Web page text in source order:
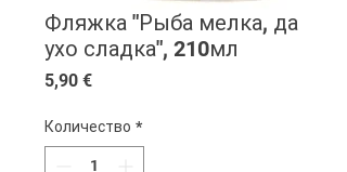
Фляжка "Рыба мелка, да
ухо сладка", 210мл
5,90 €Цена
Количество *